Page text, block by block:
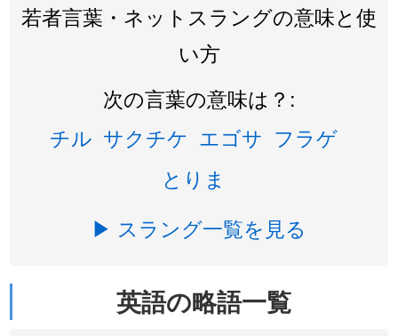
若者言葉・ネットスラングの意味と使
い方
次の言葉の意味は？:
チル サクチケ エゴサ フラゲ
とりま
▶ スラング一覧を見る
英語の略語一覧